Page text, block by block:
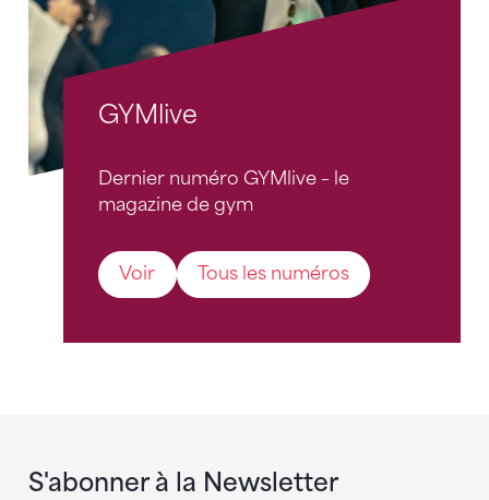
GYMlive
Dernier numéro GYMlive – le
magazine de gym
Voir Tous les numéros
S'abonner à la Newsletter